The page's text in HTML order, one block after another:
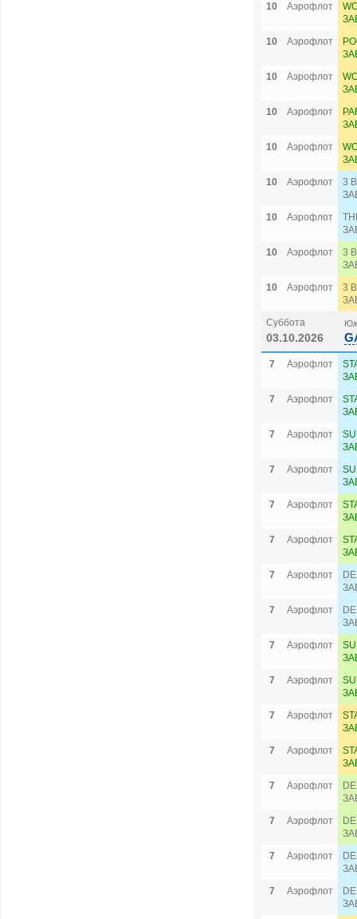
10 Аэрофлот
10
Аэрофлот
10
Аэрофлот
10
Аэрофлот
10
Аэрофлот
10
Аэрофлот
3
10
Аэрофлот
10
Аэрофлот
3
10
Аэрофлот
3
Суббота
03.10.2026
7 Аэрофлот
7
Аэрофлот
7
Аэрофлот
7
Аэрофлот
7
Аэрофлот
7
Аэрофлот
7
Аэрофлот
7
Аэрофлот
7
Аэрофлот
7
Аэрофлот
7
Аэрофлот
7
Аэрофлот
7
Аэрофлот
7
Аэрофлот
7
Аэрофлот
7
Аэрофлот